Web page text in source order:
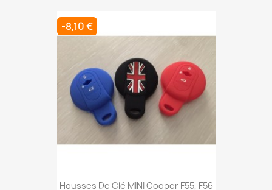
Housses De Clé MINI Cooper F55, F56
-8,10 €